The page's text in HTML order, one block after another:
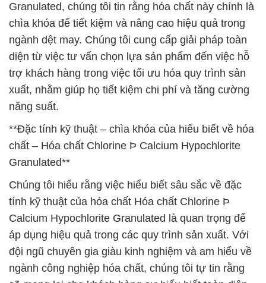
Granulated, chúng tôi tin rằng hóa chất này chính là
chìa khóa để tiết kiệm và nâng cao hiệu quả trong
ngành dệt may. Chúng tôi cung cấp giải pháp toàn
diện từ việc tư vấn chọn lựa sản phẩm đến việc hỗ
trợ khách hàng trong việc tối ưu hóa quy trình sản
xuất, nhằm giúp họ tiết kiệm chi phí và tăng cường
năng suất.
**Đặc tính kỹ thuật – chìa khóa của hiểu biết về hóa
chất – Hóa chất Chlorine Þ Calcium Hypochlorite
Granulated**
Chúng tôi hiểu rằng việc hiểu biết sâu sắc về đặc
tính kỹ thuật của hóa chất Hóa chất Chlorine Þ
Calcium Hypochlorite Granulated là quan trọng để
áp dụng hiệu quả trong các quy trình sản xuất. Với
đội ngũ chuyên gia giàu kinh nghiệm và am hiểu về
ngành công nghiệp hóa chất, chúng tôi tự tin rằng